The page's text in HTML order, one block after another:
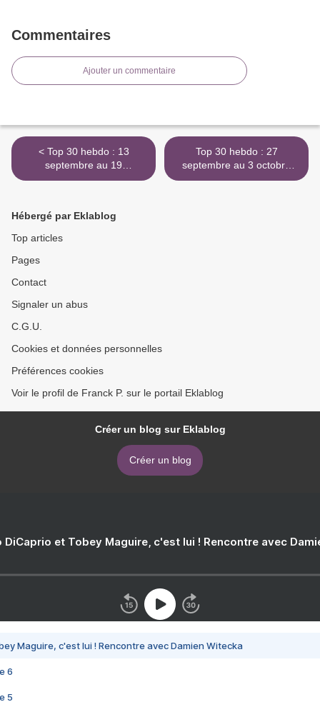
Commentaires
Ajouter un commentaire
< Top 30 hebdo : 13
septembre au 19
septembre 1961
Top 30 hebdo : 27
septembre au 3 octobre
1961 >
Hébergé par Eklablog
Top articles
Pages
Contact
Signaler un abus
C.G.U.
Cookies et données personnelles
Préférences cookies
Voir le profil de Franck P. sur le portail Eklablog
Créer un blog sur Eklablog
Créer un blog
DiCaprio et Tobey Maguire, c'est lui ! Rencontre avec
Maguire, c'est lui ! Rencontre avec Damien Witecka
6
5